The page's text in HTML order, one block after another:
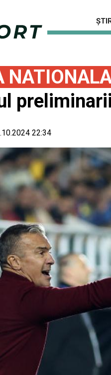
22:34